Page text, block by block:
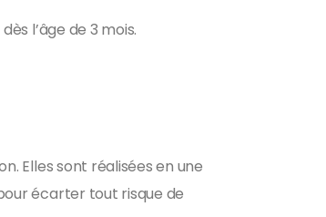
l’âge de 3 mois.
Elles sont réalisées en une
écarter tout risque de